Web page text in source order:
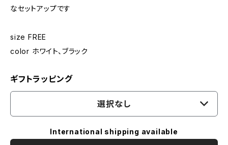
なセットアップです
size FREE
color ホワイト、ブラック
ギフトラッピング
選択なし
International shipping available